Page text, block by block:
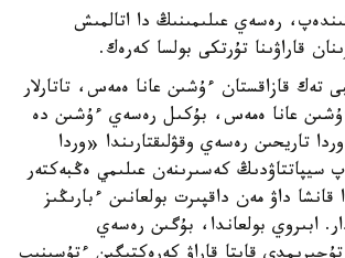
رەسەي عىلىمىنىڭ دا اتالمىش
قاراۋىنا تۇرتكى بولسا كەرەك.
تەك قازاقستان ءۇشىن عانا ەمەس، تاتارلار
عانا ەمەس، بۇكىل رەسەي ءۇشىن دە
تاريحىن رەسەي وقۋلىقتارىندا «وردا
سيپاتتاۋدىڭ كەسىرىنەن عىلىمي ەڭبەكتەر
قانشا داۋ مەن داقپىرت بولعانىن ءبارىڭىز
ابىروي بولعاندا، بۇگىن رەسەي